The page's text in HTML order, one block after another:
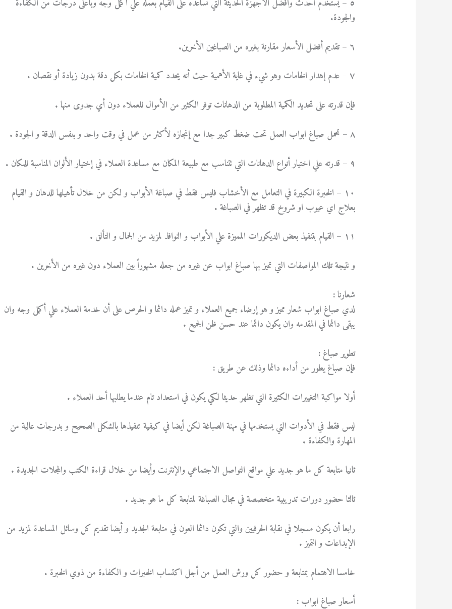
٥ – يستخدم احدث وافضل الأجهزة الحديثة التي تساعده على القيام بعمله علي أكمل وجه وبأعلى درجات من الكفاءة
والجودة.
٦ – تقديم أفضل الأسعار مقارنة بغيره من الصباغين الأخرين.
٧ – عدم إهدار الخامات وهو شيء في غاية الأهمية حيث أنه يحدد كمية الخامات بكل دقة بدون زيادة أو نقصان .
فإن قدرته على تحديد الكمية المطلوبة من الدهانات توفر الكثير من الأموال للعملاء دون أي جدوى منها .
٨ – تحمل صباغ ابواب العمل تحت ضغط كبير جدا مع إنجازه لأكثر من عمل في وقت واحد و بنفس الدقة و الجودة .
٩ – قدرته علي اختيار أنواع الدهانات التي تتناسب مع طبيعة المكان مع مساعدة العملاء في إختيار الألوان المناسبة للمكان .
١٠ – الخبرة الكبيرة في التعامل مع الأخشاب فليس فقط في صباغة الأبواب و لكن من خلال تأهيلها للدهان و القيام
بعلاج اي عيوب او شروخ قد تظهر في الصباغة .
١١ – القيام بتنفيذ بعض الديكورات المميزة علي الأبواب و النوافذ لمزيد من الجمال و التألق .
و نتيجة تلك المواصفات التي تميز بها صباغ ابواب عن غيره من جعله مشهوراً بين العملاء دون غيره من الأخرين .
شعارنا :
لدي صباغ ابواب شعار مميز و هو إرضاء جميع العملاء و تميز عمله دائما و الحرص على أن خدمة العملاء علي أكمل وجه وان
يبقى دائما في المقدمه وان يكون دائما عند حسن ظن الجميع .
تطوير صباغ :
فإن صباغ يطور من أداءه دائما وذلك عن طريق :
أولا مواكبة التغييرات الكثيرة التي تظهر حديثا لكي يكون في استعداد تام عندما يطلبها أحد العملاء .
ليس فقط في الأدوات التي يستخدمها في مهنة الصباغة لكن أيضا في كيفية تنفيذها بالشكل الصحيح و بدرجات عالية من
المهارة والكفاءة .
ثانيا متابعة كل ما هو جديد علي مواقع التواصل الاجتماعي والإنترنت وأيضا من خلال قراءة الكتب والمجلات الجديدة .
ثالثا حضور دورات تدريبية متخصصة في مجال الصباغة لمتابعة كل ما هو جديد .
رابعا أن يكون مسجلا في نقابة الحرفيين والتي تكون دائما العون في متابعة الجديد و أيضا تقديم كل وسائل المساعدة لمزيد من
الإبداعات و التميز .
خامسا الاهتمام بمتابعة و حضور كل ورش العمل من أجل اكتساب الخبرات و الكفاءة من ذوي الخبرة .
أسعار صباغ ابواب :